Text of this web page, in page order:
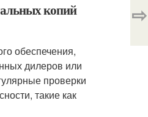
копий
обеспечения,
дилеров или
проверки
такие как
⇨